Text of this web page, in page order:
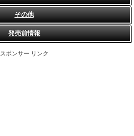
その他
発売前情報
スポンサー リンク